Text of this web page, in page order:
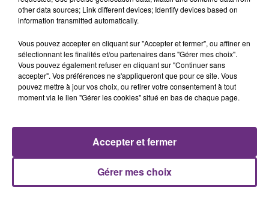
nucléaire ardennaise est à l'arrêt. Une situation
justifiée par la sécheresse intense qui est toujours
présente.
C'était l'une des institutions du centre-ville
rémois. Le magasin JouéClub est contraint de
fermer ses portes.
TITRES DIFFUSÉS
other data sources; Link different devices; Identify devices based on
information transmitted automatically.
Vous pouvez accepter en cliquant sur "Accepter et fermer", ou affiner en
sélectionnant les finalités et/ou partenaires dans "Gérer mes choix".
Vous pouvez également refuser en cliquant sur "Continuer sans
accepter". Vos préférences ne s'appliqueront que pour ce site. Vous
pouvez mettre à jour vos choix, ou retirer votre consentement à tout
moment via le lien "Gérer les cookies" situé en bas de chaque page.
Gérer mes choix
Accepter et fermer